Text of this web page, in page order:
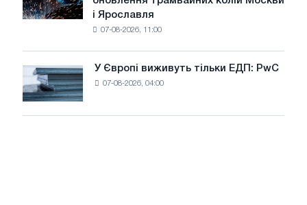
БМК
виробили
трамвайних
колій
і Ярославля
07-08-2026, 11:00
Європі
виживуть
тільки
У Європі виживуть тільки ЕДП: PwC
07-08-2026, 04:00